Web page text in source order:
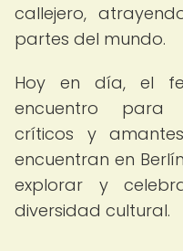
callejero,
partes del mundo.
Hoy en día, el
encuentro para
críticos y
encuentran en
explorar y
diversidad cultural.